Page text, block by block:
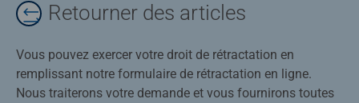
Retourner des articles
Vous pouvez exercer votre droit de rétractation en
remplissant notre formulaire de rétractation en ligne.
Nous traiterons votre demande et vous fournirons toutes